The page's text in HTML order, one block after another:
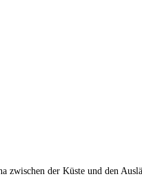
zwischen der Küste und den